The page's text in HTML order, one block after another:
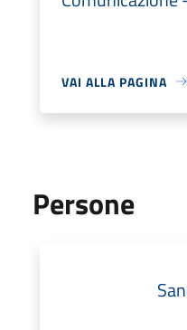
VAI ALLA PAGINA
Persone